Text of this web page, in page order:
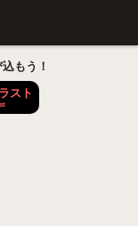
もう！
スト